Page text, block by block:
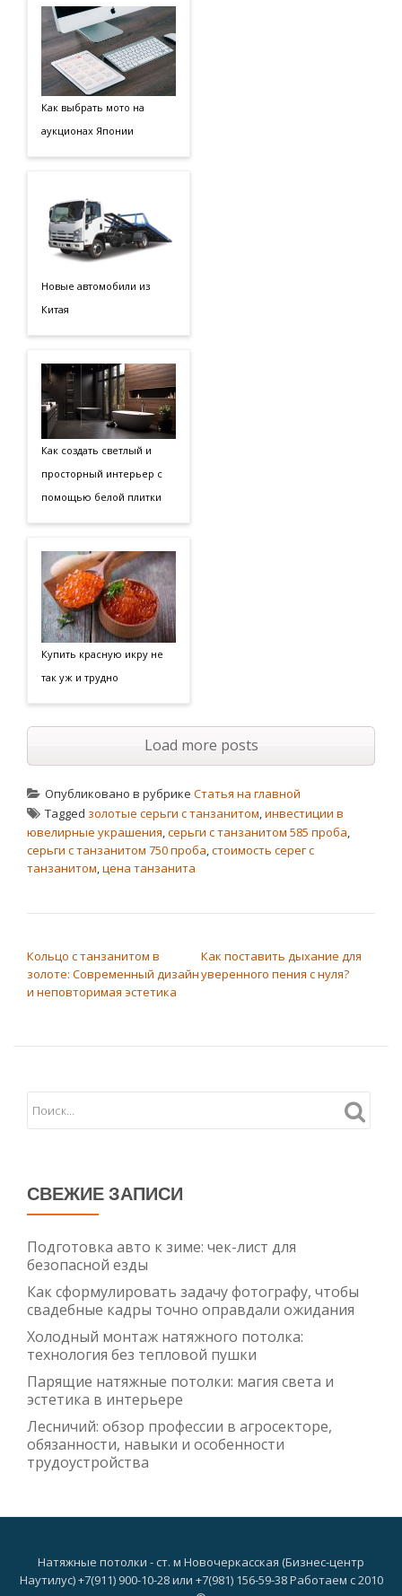
Как выбрать мото на
аукционах Японии
Новые автомобили из
Китая
Как создать светлый и
просторный интерьер с
помощью белой плитки
Купить красную икру не
так уж и трудно
Load more posts
Опубликовано в рубрике Статья на главной
Tagged золотые серьги с танзанитом инвестиции в
ювелирные украшения серьги с танзанитом 585 проба
серьги с танзанитом 750 проба стоимость серег с
танзанитом цена танзанита
Кольцо с танзанитом в
золоте: Современный дизайн
и неповторимая эстетика
Как поставить дыхание для
уверенного пения с нуля?
СВЕЖИЕ ЗАПИСИ
Подготовка авто к зиме: чек-лист для
безопасной езды
Как сформулировать задачу фотографу, чтобы
свадебные кадры точно оправдали ожидания
Холодный монтаж натяжного потолка:
технология без тепловой пушки
Парящие натяжные потолки: магия света и
эстетика в интерьере
Лесничий: обзор профессии в агросекторе,
обязанности, навыки и особенности
трудоустройства
Натяжные потолки - ст. м Новочеркасская (Бизнес-центр
Наутилус) +7(911) 900-10-28 или +7(981) 156-59-38 Работаем с 2010